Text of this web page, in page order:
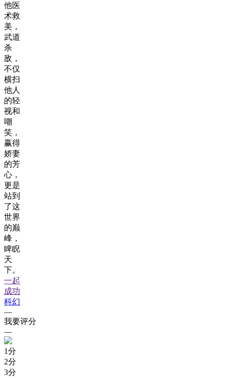
他医
术救
美，
武道
杀
敌，
不仅
横扫
他人
的轻
视和
嘲
笑，
赢得
娇妻
的芳
心，
更是
站到
了这
世界
的巅
峰，
睥睨
天
下。
一起
成功
科幻
—
我要评分
—
1分
2分
3分